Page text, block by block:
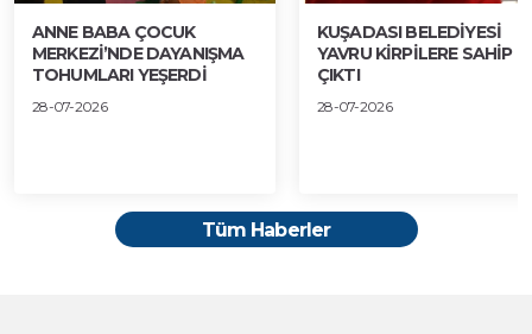
ANNE BABA ÇOCUK
MERKEZİ’NDE DAYANIŞMA
TOHUMLARI YEŞERDİ
28-07-2026
KUŞADASI BELEDİYESİ
YAVRU KİRPİLERE SAHİP
ÇIKTI
28-07-2026
Tüm Haberler